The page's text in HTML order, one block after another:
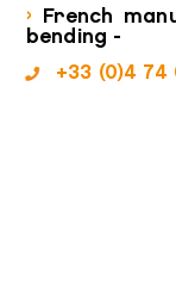
› French
bending -
+33 (0)4 74